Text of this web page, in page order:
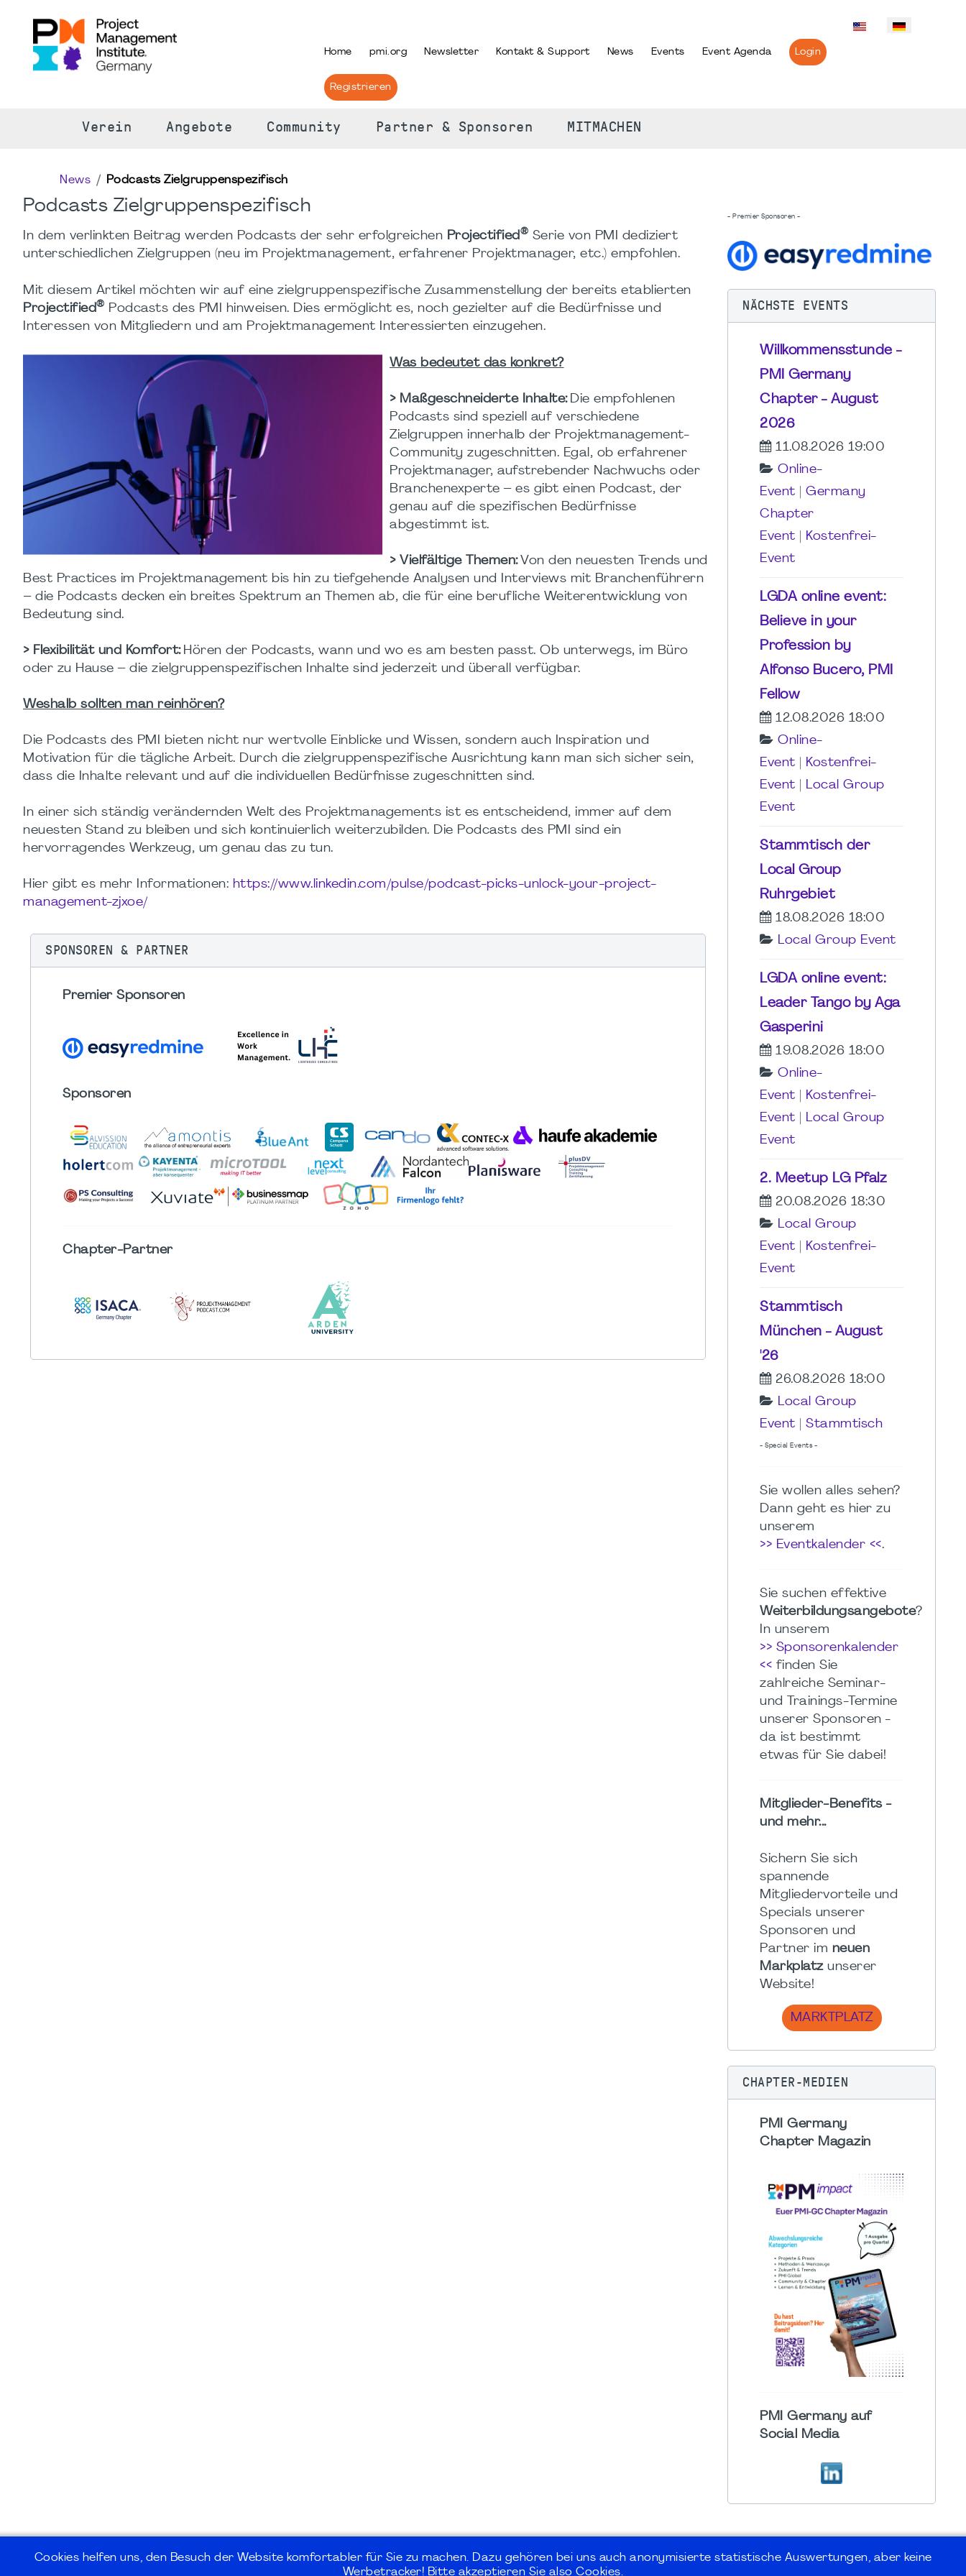
Home pmi.org Newsletter Kontakt & Support News Events Event Agenda Login
Registrieren
Verein Angebote Community Partner & Sponsoren MITMACHEN
News Podcasts Zielgruppenspezifisch
Podcasts Zielgruppenspezifisch
In dem verlinkten Beitrag werden Podcasts der sehr erfolgreichen Projectified ® Serie von PMI dediziert
unterschiedlichen Zielgruppen (neu im Projektmanagement, erfahrener Projektmanager, etc.) empfohlen.
Mit diesem Artikel möchten wir auf eine zielgruppenspezifische Zusammenstellung der bereits etablierten
Projectified®
Podcasts des PMI hinweisen. Dies ermöglicht es, noch gezielter auf die Bedürfnisse und
Interessen von Mitgliedern und am Projektmanagement Interessierten einzugehen.
Was bedeutet das konkret?
> Maßgeschneiderte Inhalte:Die empfohlenen
Podcasts sind speziell auf verschiedene
Zielgruppen innerhalb der Projektmanagement-
Community zugeschnitten. Egal, ob erfahrener
Projektmanager, aufstrebender Nachwuchs oder
Branchenexperte – es gibt einen Podcast, der
genau auf die spezifischen Bedürfnisse
abgestimmt ist.
> Vielfältige Themen: Von den neuesten Trends und
Best Practices im Projektmanagement bis hin zu tiefgehende Analysen und Interviews mit Branchenführern
– die Podcasts decken ein breites Spektrum an Themen ab, die für eine berufliche Weiterentwicklung von
Bedeutung sind.
> Flexibilität und Komfort:Hören der Podcasts, wann und wo es am besten passt. Ob unterwegs, im Büro
oder zu Hause – die zielgruppenspezifischen Inhalte sind jederzeit und überall verfügbar.
Weshalb sollten man reinhören?
Die Podcasts des PMI bieten nicht nur wertvolle Einblicke und Wissen, sondern auch Inspiration und
Motivation für die tägliche Arbeit. Durch die zielgruppenspezifische Ausrichtung kann man sich sicher sein,
dass die Inhalte relevant und auf die individuellen Bedürfnisse zugeschnitten sind.
In einer sich ständig verändernden Welt des Projektmanagements ist es entscheidend, immer auf dem
neuesten Stand zu bleiben und sich kontinuierlich weiterzubilden. Die Podcasts des PMI sind ein
hervorragendes Werkzeug, um genau das zu tun.
Hier gibt es mehr Informationen: https://www.linkedin.com/pulse/podcast-picks-unlock-your-project-
management-zjxoe/
SPONSOREN & PARTNER
Premier Sponsoren
Sponsoren
Chapter-Partner
- Premier Sponsoren -
NÄCHSTE EVENTS
Willkommensstunde -
PMI Germany
Chapter - August
2026
11.08.2026 19:00
Online-
Event
Germany
Chapter
Event
Kostenfrei-
Event
LGDA online event:
Believe in your
Profession by
Alfonso Bucero, PMI
Fellow
12.08.2026 18:00
Online-
Event
Kostenfrei-
Event
Local Group
Event
Stammtisch der
Local Group
Ruhrgebiet
18.08.2026 18:00
Local Group Event
LGDA online event:
Leader Tango by Aga
Gasperini
19.08.2026 18:00
Online-
Event
Kostenfrei-
Event
Local Group
Event
2. Meetup LG Pfalz
20.08.2026 18:30
Local Group
Event
Kostenfrei-
Event
Stammtisch
München - August
'26
26.08.2026 18:00
Local Group
Event
Stammtisch
- Special Events -
Sie wollen alles sehen?
Dann geht es hier zu
unserem
>> Eventkalender <<.
Sie suchen effektive
Weiterbildungsangebote?
In unserem
>> Sponsorenkalender
<< finden Sie
zahlreiche Seminar-
und Trainings-Termine
unserer Sponsoren -
da ist bestimmt
etwas für Sie dabei!
Mitglieder-Benefits -
und mehr...
Sichern Sie sich
spannende
Mitgliedervorteile und
Specials unserer
Sponsoren und
Partner im neuen
Markplatzunserer
Website!
MARKTPLATZ
CHAPTER-MEDIEN
PMI Germany
Chapter Magazin
PMI Germany auf
Social Media
Cookies helfen uns, den Besuch der Website komfortabler für Sie zu machen. Dazu gehören bei uns auch anonymisierte statistische Auswertungen, aber keine
Werbetracker! Bitte akzeptieren Sie also Cookies.